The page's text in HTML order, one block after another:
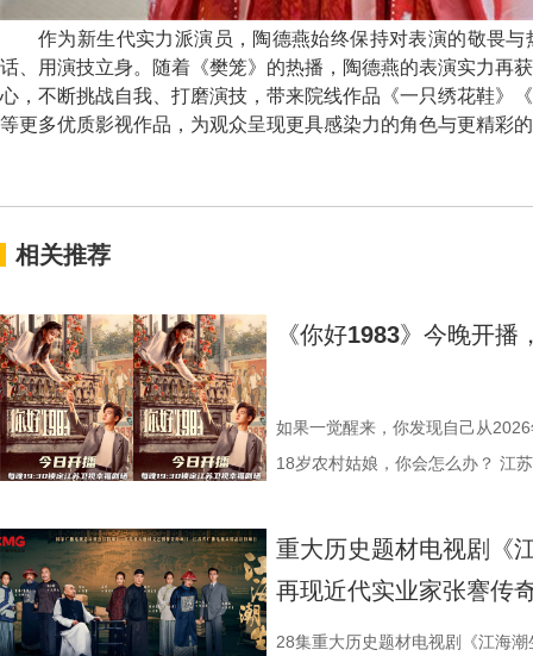
作为新生代实力派演员，陶德燕始终保持对表演的敬畏
话、用演技立身。随着《樊笼》的热播，陶德燕的表演实力再
心，不断挑战自我、打磨演技，带来院线作品《一只绣花鞋》
等更多优质影视作品，为观众呈现更具感染力的角色与更精彩
相关推荐
《你好1983》今晚开
如果一觉醒来，你发现自己从
18岁农村姑娘，你会怎么办？ 江
领衔主演，他们将带领各位一起
旦，醉酒后的夏晓兰（周也 饰）
她此刻的人生。勤勤恳恳当了多年
重大历史题材电视剧《
再现近代实业家张謇传
28集重大历史题材电视剧《江海